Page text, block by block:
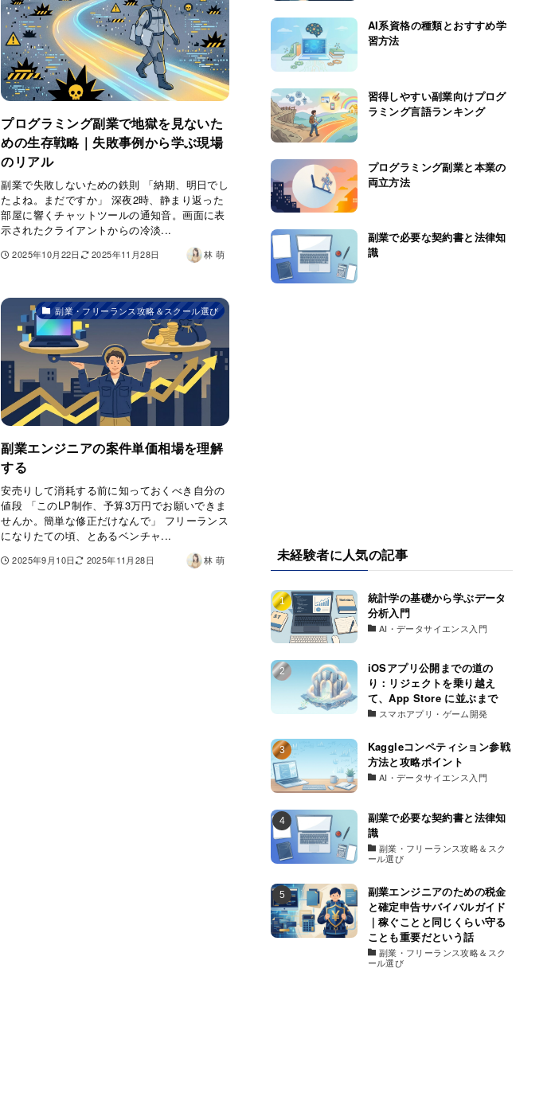
プログラミング副業で地獄を見ないた
めの生存戦略｜失敗事例から学ぶ現場
のリアル
副業で失敗しないための鉄則 「納期、明日でし
たよね。まだですか」 深夜2時、静まり返った
部屋に響くチャットツールの通知音。画面に表
示されたクライアントからの冷淡...
2025年10月22日 2025年11月28日 林 萌
副業・フリーランス攻略＆スクール選び
副業エンジニアの案件単価相場を理解
する
安売りして消耗する前に知っておくべき自分の
値段 「このLP制作、予算3万円でお願いできま
せんか。簡単な修正だけなんで」 フリーランス
になりたての頃、とあるベンチャ...
2025年9月10日 2025年11月28日 林 萌
AI系資格の種類とおすすめ学
習方法
習得しやすい副業向けプログ
ラミング言語ランキング
プログラミング副業と本業の
両立方法
副業で必要な契約書と法律知
識
未経験者に人気の記事
統計学の基礎から学ぶデータ
分析入門
AI・データサイエンス入門
iOSアプリ公開までの道の
り：リジェクトを乗り越え
て、App Store に並ぶまで
スマホアプリ・ゲーム開発
Kaggleコンペティション参戦
方法と攻略ポイント
AI・データサイエンス入門
副業で必要な契約書と法律知
識
副業・フリーランス攻略＆スク
ール選び
副業エンジニアのための税金
と確定申告サバイバルガイド
｜稼ぐことと同じくらい守る
ことも重要だという話
副業・フリーランス攻略＆スク
ール選び